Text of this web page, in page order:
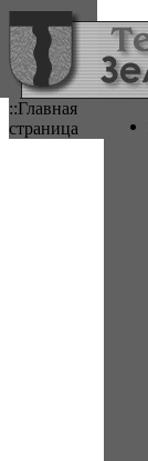
::Главная
страница